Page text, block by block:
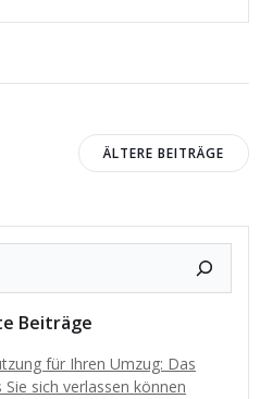
ÄLTERE BEITRÄGE
Beiträge
für Ihren Umzug: Das
sich verlassen können